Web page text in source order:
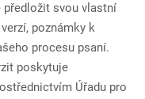
předložit svou vlastní
poznámky k
procesu psaní.
poskytuje
Úřadu pro